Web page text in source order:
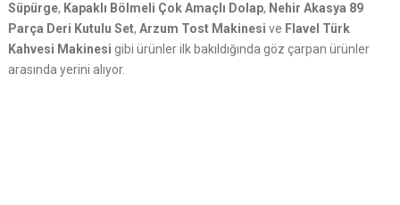
Süpürge, Kapaklı Bölmeli Çok Amaçlı Dolap, Nehir Akasya 89
Parça Deri Kutulu Set, Arzum Tost Makinesi ve Flavel Türk
Kahvesi Makinesi gibi ürünler ilk bakıldığında göz çarpan ürünler
arasında yerini alıyor.